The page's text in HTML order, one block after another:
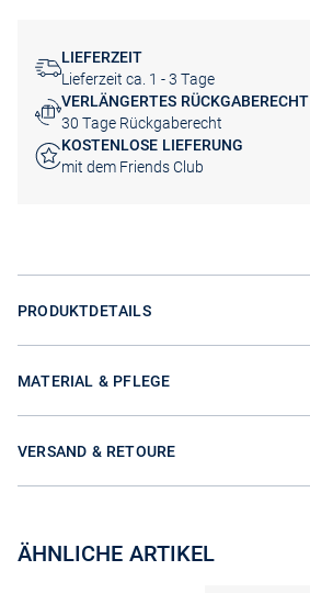
LIEFERZEIT
Lieferzeit ca. 1 - 3 Tage
VERLÄNGERTES RÜCKGABERECHT
30 Tage Rückgaberecht
KOSTENLOSE LIEFERUNG
mit dem Friends Club
PRODUKTDETAILS
MATERIAL & PFLEGE
VERSAND & RETOURE
ÄHNLICHE ARTIKEL